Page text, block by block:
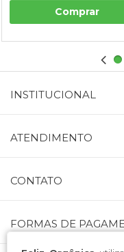
Comprar
INSTITUCIONAL
ATENDIMENTO
CONTATO
FORMAS DE